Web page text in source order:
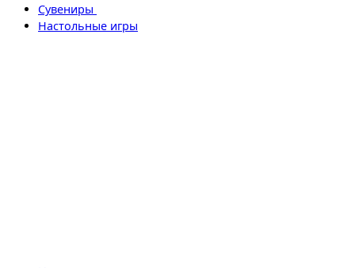
Сувениры
Настольные игры